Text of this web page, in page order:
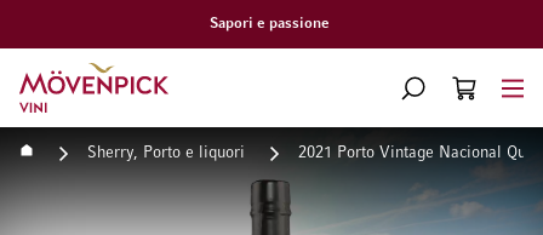
Consegna gratuita a partire da CHF 300.–
Vai alla Home Page
CERCA
CART
Home Sherry, Porto e liquori 2021 Porto Vintage Nacional
Vai alla fine della galleria di immagini
Vai all'inizio della galleria